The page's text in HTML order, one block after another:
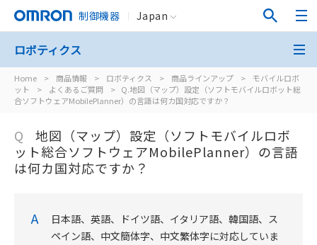
制御機器 Japan
Home > 商品情報 > ロボティクス > 商品ラインアップ >
モバイルロボ
ット
> よくあるご質問 > Q.地図（マップ）設定（ソフトモバイルロボット総
合ソフトウェアMobilePlanner）の言語は何カ国対応ですか？
ロボティクス
Q
地図（マップ）設定（ソフトモバイルロボ
ット総合ソフトウェアMobilePlanner）の言語
は何カ国対応ですか？
A
日本語、英語、ドイツ語、イタリア語、韓国語、ス
ペイン語、中文簡体字、中文繁体字に対応していま